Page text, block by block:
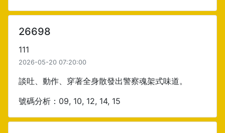
26698
111
2026-05-20 07:20:00
談吐、動作、穿著全身散發出警察魂架式味道。
號碼分析：09, 10, 12, 14, 15